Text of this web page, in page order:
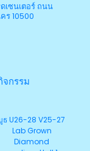
เซนเตอร์ ถนน
ร 10500
จกรรม
ธ U26-28 V25-27
Lab Grown
Diamond